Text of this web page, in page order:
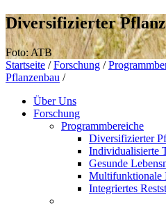
Diversifizierter
Foto: ATB
Startseite / Forschung /
Pflanzenbau /
Über Uns
Forschung
Programmbereiche
Diversifizierter
Individualisierte
Gesunde
Multifunktionale
Integriertes